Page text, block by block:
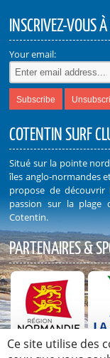
INSCRIVEZ-VOUS
Your email:
COTENTIN SURF
Situé sur la pointe
îles anglo-normandes
propose de
passion sur la plage
Cotentin.
PARTENAIRES &
Ce site utilise des